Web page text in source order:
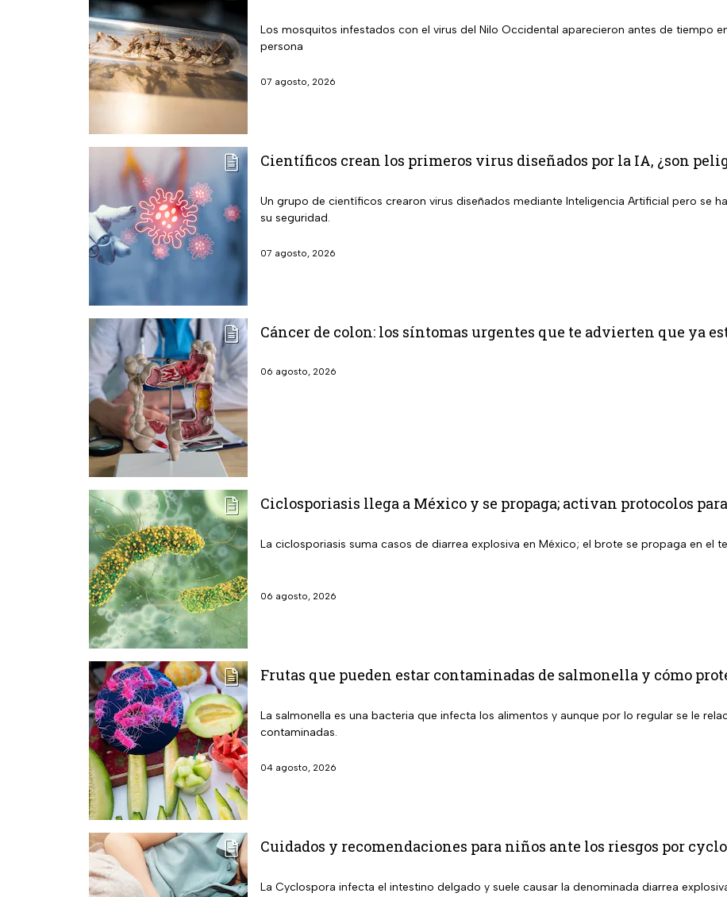
Los mosquitos infestados con el virus del Nilo Occidental aparecieron antes de tiempo en EUA; ya se registró el primer
persona
07 agosto, 2026
Científicos crean los primeros virus diseñados por la IA, ¿son
Un grupo de científicos crearon virus diseñados mediante Inteligencia Artificial pero se
su seguridad.
07 agosto, 2026
Cáncer de colon: los síntomas urgentes que te advierten que ya
06 agosto, 2026
Ciclosporiasis llega a México y se propaga; activan protocolos
La ciclosporiasis suma casos de diarrea explosiva en México; el brote se propaga en el
06 agosto, 2026
Frutas que pueden estar contaminadas de salmonella y cómo
La salmonella es una bacteria que infecta los alimentos y aunque por lo regular se le
contaminadas.
04 agosto, 2026
Cuidados y recomendaciones para niños ante los riesgos por
La Cyclospora infecta el intestino delgado y suele causar la denominada diarrea